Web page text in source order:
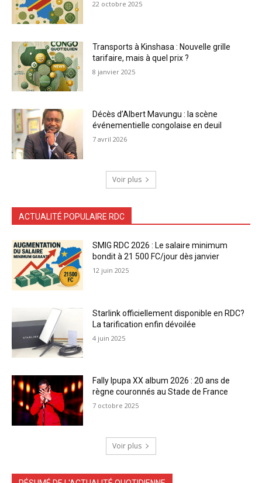
22 octobre 2025
Transports à Kinshasa : Nouvelle grille
tarifaire, mais à quel prix ?
8 janvier 2025
Décès d’Albert Mavungu : la scène
événementielle congolaise en deuil
7 avril 2026
Voir plus
ACTUALITÉ POPULAIRE RDC
SMIG RDC 2026 : Le salaire minimum
bondit à 21 500 FC/jour dès janvier
12 juin 2025
Starlink officiellement disponible en RDC?
La tarification enfin dévoilée
4 juin 2025
Fally Ipupa XX album 2026 : 20 ans de
règne couronnés au Stade de France
7 octobre 2025
Voir plus